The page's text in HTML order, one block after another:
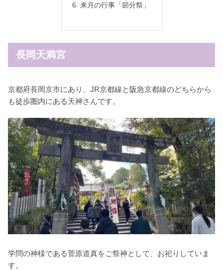
来月の行事「節分祭」
長岡天満宮
京都府長岡京市にあり、JR京都線と阪急京都線のどちらから
も徒歩圏内にある天神さんです。
学問の神様である菅原道真をご祭神として、お祀りしていま
す。